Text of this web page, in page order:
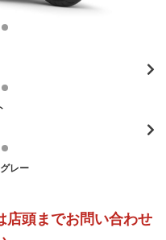
レー
店頭までお問い合わせ